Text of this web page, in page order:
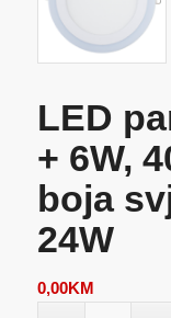
LED
+ 6W,
boja
24W
0,00KM